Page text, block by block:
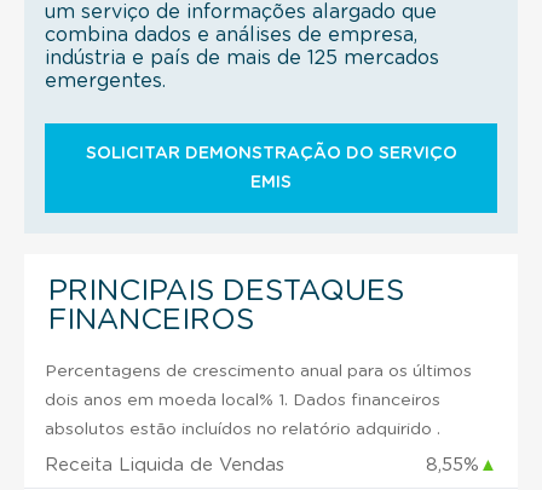
um serviço de informações alargado que
combina dados e análises de empresa,
indústria e país de mais de 125 mercados
emergentes.
SOLICITAR DEMONSTRAÇÃO DO SERVIÇO
EMIS
PRINCIPAIS DESTAQUES
FINANCEIROS
Percentagens de crescimento anual para os últimos
dois anos em moeda local% 1. Dados financeiros
absolutos estão incluídos no relatório adquirido .
Receita Liquida de Vendas 8,55% ▲